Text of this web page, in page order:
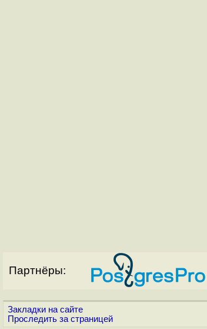
Партнёры:
Закладки на сайте
Проследить за страницей